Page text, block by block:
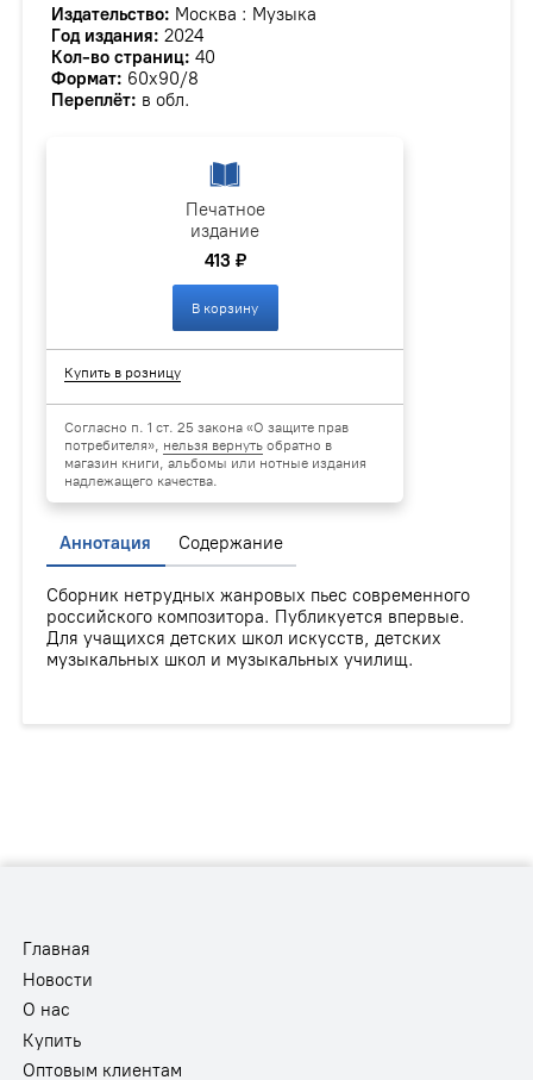
Издательство: Москва : Музыка
Год издания: 2024
Кол-во страниц: 40
Формат: 60х90/8
Переплёт: в обл.
Печатное
издание
413 ₽
В корзину
Купить в розницу
Согласно п. 1 ст. 25 закона «О защите прав
потребителя», нельзя вернуть обратно в
магазин книги, альбомы или нотные издания
надлежащего качества.
Аннотация Содержание
Сборник нетрудных жанровых пьес современного
российского композитора. Публикуется впервые.
Для учащихся детских школ искусств, детских
музыкальных школ и музыкальных училищ.
Главная
Новости
О нас
Купить
Оптовым клиентам